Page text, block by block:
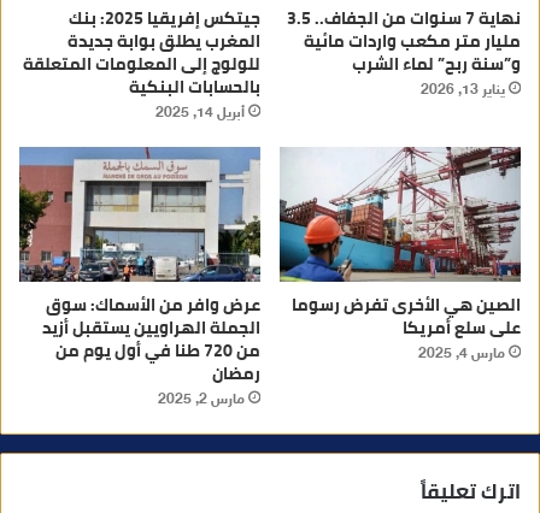
نهاية 7 سنوات من الجفاف.. 3.5
مليار متر مكعب واردات مائية
و”سنة ربح” لماء الشرب
يناير 13, 2026
جيتكس إفريقيا 2025: بنك
المغرب يطلق بوابة جديدة
للولوج إلى المعلومات المتعلقة
بالحسابات البنكية
أبريل 14, 2025
الصين هي الأخرى تفرض رسوما
على سلع أمريكا
مارس 4, 2025
عرض وافر من الأسماك: سوق
الجملة الهراويين يستقبل أزيد
من 720 طنا في أول يوم من
رمضان
مارس 2, 2025
اترك تعليقاً